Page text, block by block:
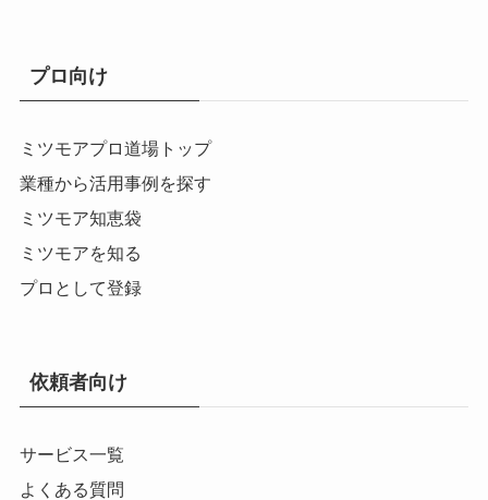
プロ向け
ミツモアプロ道場トップ
業種から活用事例を探す
ミツモア知恵袋
ミツモアを知る
プロとして登録
依頼者向け
サービス一覧
よくある質問